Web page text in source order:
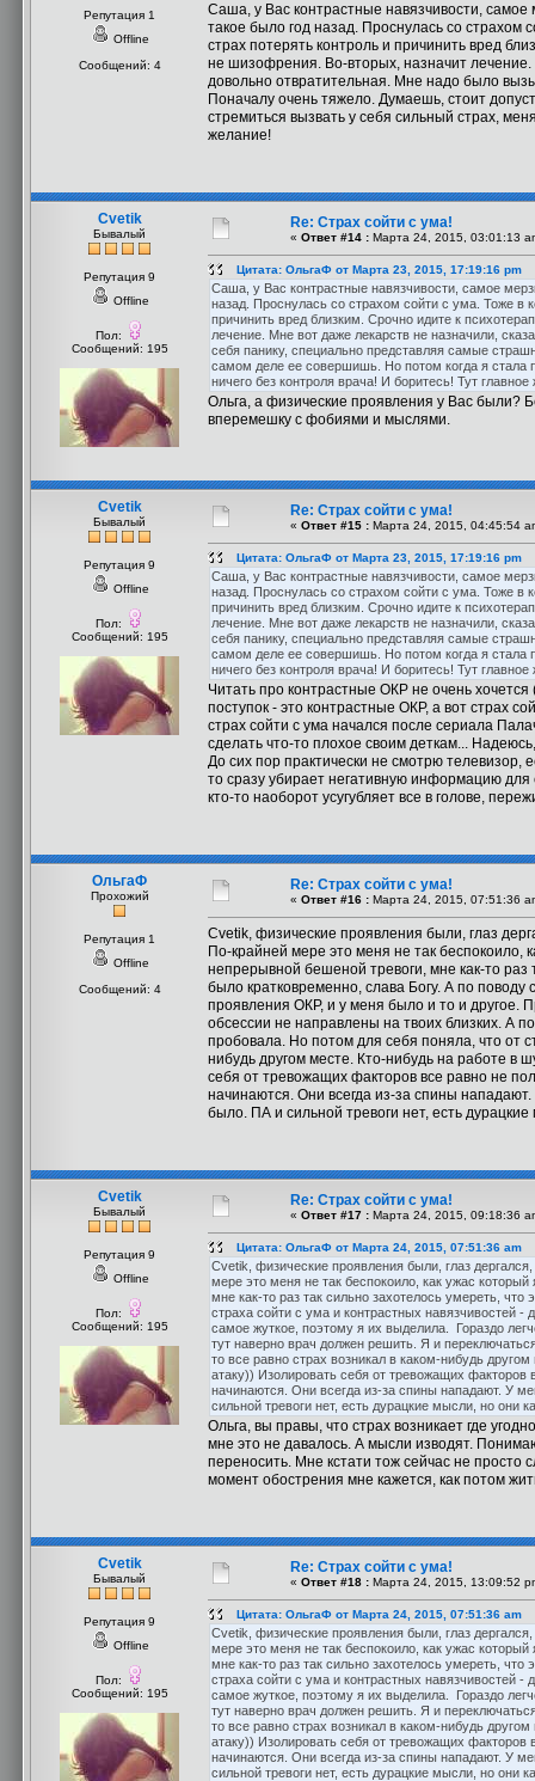
Репутация 1
Offline
Сообщений: 4
Саша, у Вас контрастные навязчивости,
такое было год назад. Проснулась со
страх потерять контроль и причинить вред
не шизофрения. Во-вторых, назначит лечение.
довольно отвратительная. Мне надо было
Поначалу очень тяжело. Думаешь, стоит
стремиться вызвать у себя сильный страх,
желание!
Cvetik
Бывалый
Репутация 9
Offline
Пол:
Сообщений: 195
Re: Страх сойти с ума!
« Ответ #14 : Марта 24, 2015, 03:01:13
Цитата: ОльгаФ от Марта 23, 2015, 17:19:16 pm
Саша, у Вас контрастные навязчивости, самое
назад. Проснулась со страхом сойти с ума. Тоже в
причинить вред близким. Срочно идите к
лечение. Мне вот даже лекарств не назначили,
себя панику, специально представляя самые
самом деле ее совершишь. Но потом когда я стала
ничего без контроля врача! И боритесь! Тут главное
Ольга, а физические проявления у Вас были?
вперемешку с фобиями и мыслями.
Cvetik
Бывалый
Репутация 9
Offline
Пол:
Сообщений: 195
Re: Страх сойти с ума!
« Ответ #15 : Марта 24, 2015, 04:45:54
Цитата: ОльгаФ от Марта 23, 2015, 17:19:16 pm
Саша, у Вас контрастные навязчивости, самое
назад. Проснулась со страхом сойти с ума. Тоже в
причинить вред близким. Срочно идите к
лечение. Мне вот даже лекарств не назначили,
себя панику, специально представляя самые
самом деле ее совершишь. Но потом когда я стала
ничего без контроля врача! И боритесь! Тут главное
Читать про контрастные ОКР не очень
поступок - это контрастные ОКР, а вот страх
страх сойти с ума начался после сериала
сделать что-то плохое своим деткам...
До сих пор практически не смотрю телевизор,
то сразу убирает негативную информацию
кто-то наоборот усугубляет все в голове,
ОльгаФ
Прохожий
Репутация 1
Offline
Сообщений: 4
Re: Страх сойти с ума!
« Ответ #16 : Марта 24, 2015, 07:51:36
Cvetik, физические проявления были, глаз
По-крайней мере это меня не так
непрерывной бешеной тревоги, мне как-то раз
было кратковременно, слава Богу. А по поводу
проявления ОКР, и у меня было и то и другое.
обсессии не направлены на твоих близких. А
пробовала. Но потом для себя поняла, что от
нибудь другом месте. Кто-нибудь на работе в
себя от тревожащих факторов все равно не
начинаются. Они всегда из-за спины
было. ПА и сильной тревоги нет, есть
Cvetik
Бывалый
Репутация 9
Offline
Пол:
Сообщений: 195
Re: Страх сойти с ума!
« Ответ #17 : Марта 24, 2015, 09:18:36
Цитата: ОльгаФ от Марта 24, 2015, 07:51:36 am
Cvetik, физические проявления были, глаз
мере это меня не так беспокоило, как ужас
мне как-то раз так сильно захотелось умереть,
страха сойти с ума и контрастных навязчивостей
самое жуткое, поэтому я их выделила. Гораздо
тут наверно врач должен решить. Я и
то все равно страх возникал в каком-нибудь
атаку)) Изолировать себя от тревожащих
начинаются. Они всегда из-за спины нападают. У
сильной тревоги нет, есть дурацкие мысли, но они
Ольга, вы правы, что страх возникает где
мне это не давалось. А мысли изводят.
переносить. Мне кстати тож сейчас не
момент обострения мне кажется, как потом
Cvetik
Бывалый
Репутация 9
Offline
Пол:
Сообщений: 195
Re: Страх сойти с ума!
« Ответ #18 : Марта 24, 2015, 13:09:52
Цитата: ОльгаФ от Марта 24, 2015, 07:51:36 am
Cvetik, физические проявления были, глаз
мере это меня не так беспокоило, как ужас
мне как-то раз так сильно захотелось умереть,
страха сойти с ума и контрастных навязчивостей
самое жуткое, поэтому я их выделила. Гораздо
тут наверно врач должен решить. Я и
то все равно страх возникал в каком-нибудь
атаку)) Изолировать себя от тревожащих
начинаются. Они всегда из-за спины нападают. У
сильной тревоги нет, есть дурацкие мысли, но они